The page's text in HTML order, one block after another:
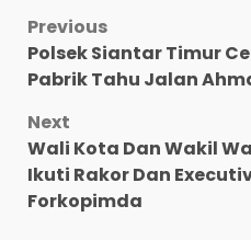
Post
navigation
Previous
Polsek Siantar Timur
Pabrik Tahu Jalan
Next
Wali Kota Dan Wakil
Ikuti Rakor Dan
Forkopimda